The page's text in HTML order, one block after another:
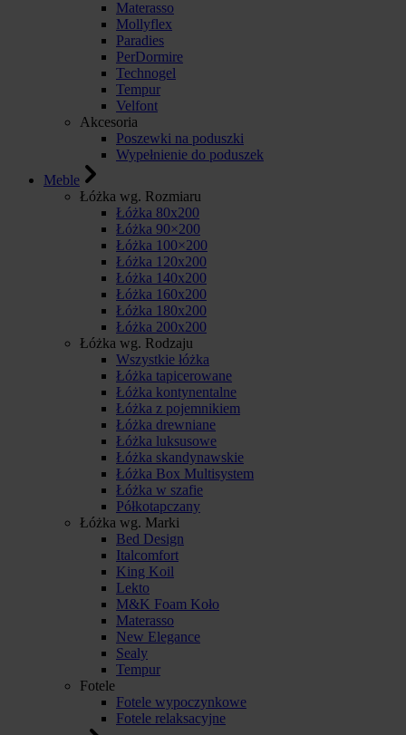
Materasso
Mollyflex
Paradies
PerDormire
Technogel
Tempur
Velfont
Akcesoria
Poszewki na poduszki
Wypełnienie do poduszek
Meble
Łóżka wg. Rozmiaru
Łóżka 80x200
Łóżka 90×200
Łóżka 100×200
Łóżka 120x200
Łóżka 140x200
Łóżka 160x200
Łóżka 180x200
Łóżka 200x200
Łóżka wg. Rodzaju
Wszystkie łóżka
Łóżka tapicerowane
Łóżka kontynentalne
Łóżka z pojemnikiem
Łóżka drewniane
Łóżka luksusowe
Łóżka skandynawskie
Łóżka Box Multisystem
Łóżka w szafie
Półkotapczany
Łóżka wg. Marki
Bed Design
Italcomfort
King Koil
Lekto
M&K Foam Koło
Materasso
New Elegance
Sealy
Tempur
Fotele
Fotele wypoczynkowe
Fotele relaksacyjne